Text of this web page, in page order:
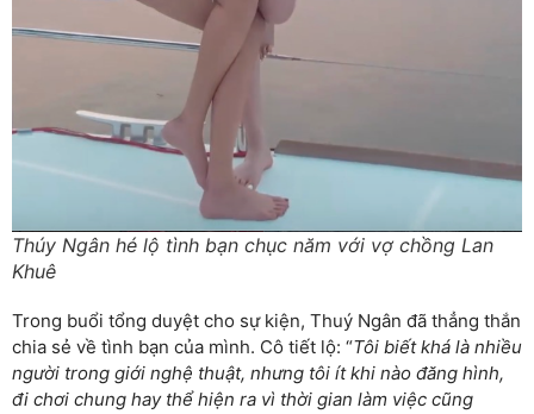
Thúy Ngân hé lộ tình bạn chục năm với vợ chồng Lan
Khuê
Trong buổi tổng duyệt cho sự kiện, Thuý Ngân đã thẳng thắn
chia sẻ về tình bạn của mình. Cô tiết lộ: “Tôi biết khá là nhiều
người trong giới nghệ thuật, nhưng tôi ít khi nào đăng hình,
đi chơi chung hay thể hiện ra vì thời gian làm việc cũng